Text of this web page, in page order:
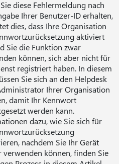
diese Fehlermeldung nach
Ihrer Benutzer-ID erhalten,
dies, dass Ihre Organisation
aktiviert
Sie die Funktion zwar
können, sich aber nicht für
registriert haben. In diesem
Sie sich an den Helpdesk
Ihrer Organisation
damit Ihr Kennwort
werden kann.
dazu, wie Sie sich für
nachdem Sie Ihr Gerät
verwenden können, finden Sie